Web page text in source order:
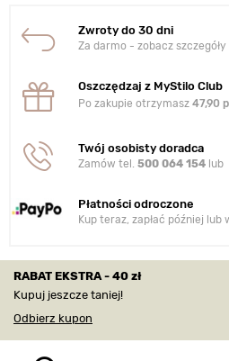
Zwroty do 30 dni
Za darmo - zobacz szczegóły
Oszczędzaj z MyStilo Club
Po zakupie otrzymasz 47,90
Twój osobisty doradca
Zamów tel. 500 064 154 lub
Płatności odroczone
Kup teraz, zapłać później lub
RABAT EKSTRA - 40 zł
Kupuj jeszcze taniej!
Odbierz kupon